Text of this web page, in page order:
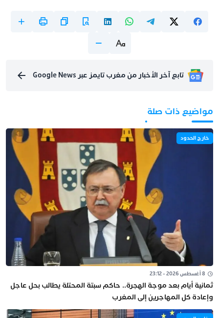
تابع آخر الأخبار من مغرب تايمز عبر Google News
مواضيع ذات صلة
خارج الحدود
8 أغسطس 2026 - 23:12
ثمانية أيام بعد موجة الهجرة.. حاكم سبتة المحتلة يطالب بحل عاجل
وإعادة كل المهاجرين إلى المغرب